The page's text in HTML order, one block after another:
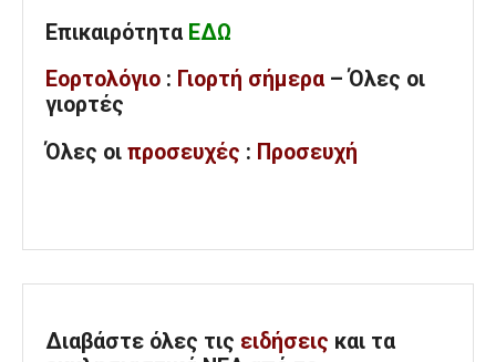
Επικαιρότητα ΕΔΩ
Εορτολόγιο : Γιορτή σήμερα – Όλες οι
γιορτές
Όλες οι προσευχές : Προσευχή
Διαβάστε όλες τις ειδήσεις και τα